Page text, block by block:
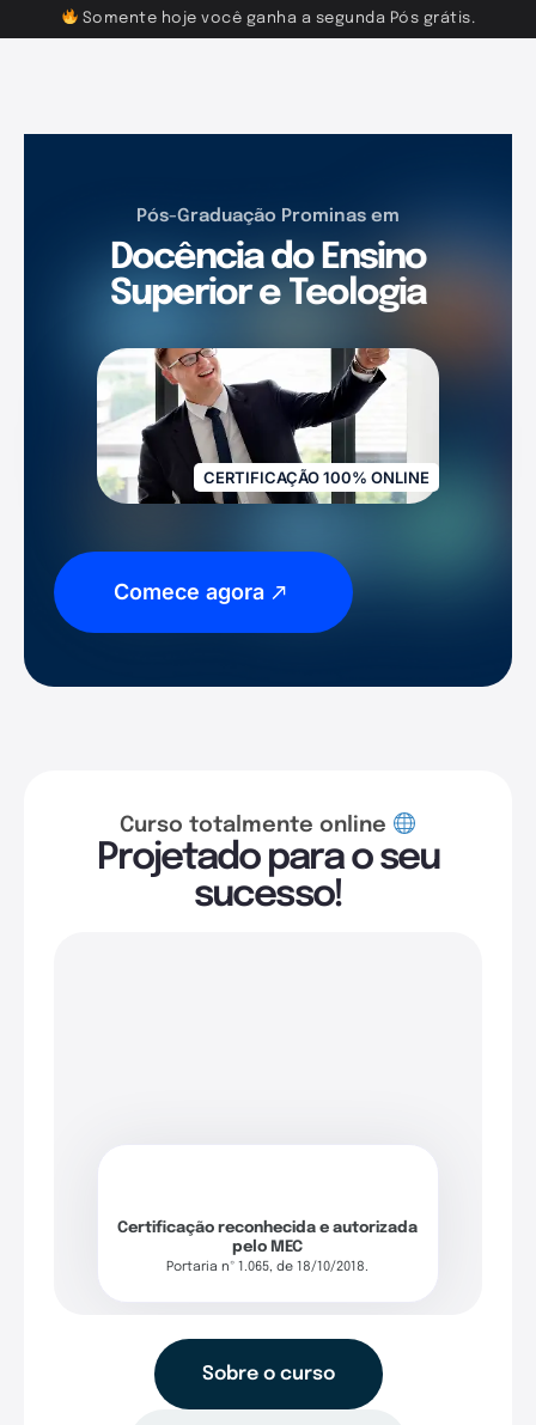
Somente hoje você ganha a segunda Pós grátis.
Pós-Graduação Prominas em
Docência do Ensino
Superior e Teologia
CERTIFICAÇÃO 100% ONLINE
Comece agora
Curso totalmente online
Projetado para o seu
sucesso!
Certificação reconhecida e autorizada
pelo MEC
Portaria nº 1.065, de 18/10/2018.
Sobre o curso